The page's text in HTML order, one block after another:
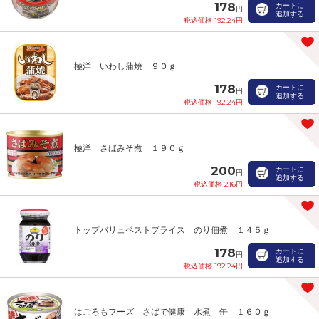
178円
税込価格 192.24円
カートに
追加する
極洋 いわし蒲焼 ９０ｇ
178円
税込価格 192.24円
カートに
追加する
極洋 さばみそ煮 １９０ｇ
200円
税込価格 216円
カートに
追加する
トップバリュベストプライス のり佃煮 １４５ｇ
178円
税込価格 192.24円
カートに
追加する
はごろもフーズ さばで健康 水煮 缶 １６０ｇ